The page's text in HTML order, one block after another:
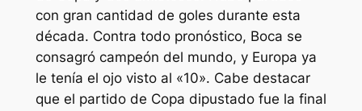
con gran cantidad de goles durante esta
década. Contra todo pronóstico, Boca se
consagró campeón del mundo, y Europa ya
le tenía el ojo visto al «10». Cabe destacar
que el partido de Copa dipustado fue la final